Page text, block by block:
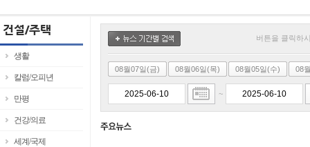
생활
칼럼/오피년
만평
건강/의료
세계/국제
버튼을 클릭하
08월07일(금) 08월06일(목) 08월05일(수) 08
~